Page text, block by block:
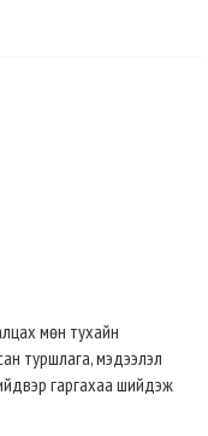
мөн тухайн
туршлага, мэдээлэл
гаргахаа шийдэж